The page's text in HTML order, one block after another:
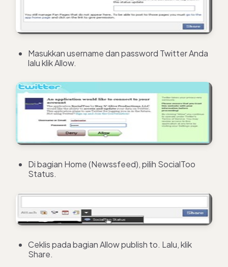
Masukkan username dan password Twitter Anda
lalu klik Allow.
Di bagian Home (Newssfeed), pilih SocialToo
Status.
Ceklis pada bagian Allow publish to. Lalu, klik
Share.